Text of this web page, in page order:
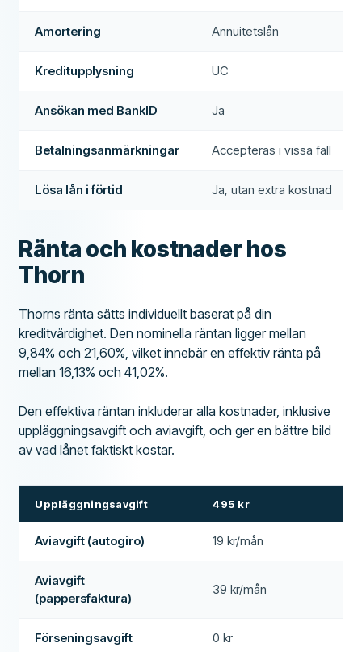
Amortering Annuitetslån
Kreditupplysning UC
Ansökan med BankID Ja
Betalningsanmärkningar Accepteras i vissa fall
Lösa lån i förtid Ja, utan extra kostnad
Ränta och kostnader hos
Thorn
Thorns ränta sätts individuellt baserat på din
kreditvärdighet. Den nominella räntan ligger mellan
9,84% och 21,60%, vilket innebär en effektiv ränta på
mellan 16,13% och 41,02%.
Den effektiva räntan inkluderar alla kostnader, inklusive
uppläggningsavgift och aviavgift, och ger en bättre bild
av vad lånet faktiskt kostar.
Uppläggningsavgift 495 kr
Aviavgift (autogiro) 19 kr/mån
Aviavgift
(pappersfaktura)
39 kr/mån
Förseningsavgift 0 kr